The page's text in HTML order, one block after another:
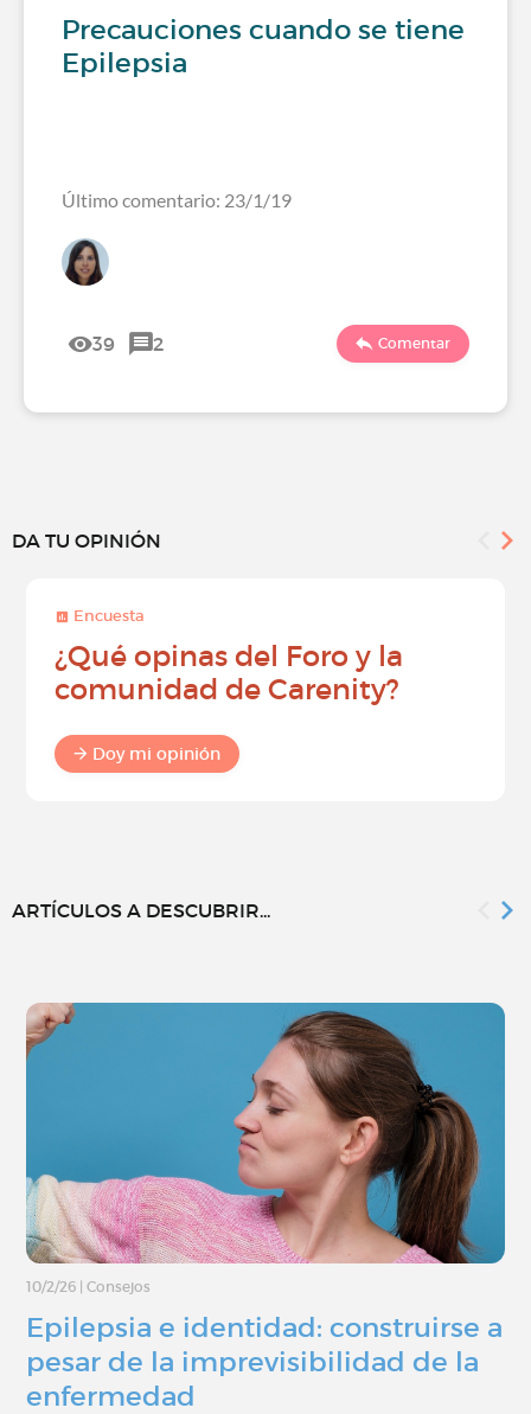
Precauciones cuando se tiene
Epilepsia
Último comentario: 23/1/19
39 2 Comentar
DA TU OPINIÓN
Encuesta
¿Qué opinas del Foro y la
comunidad de Carenity?
Doy mi opinión
ARTÍCULOS A DESCUBRIR...
10/2/26 Consejos
Epilepsia e identidad: construirse a
pesar de la imprevisibilidad de la
enfermedad